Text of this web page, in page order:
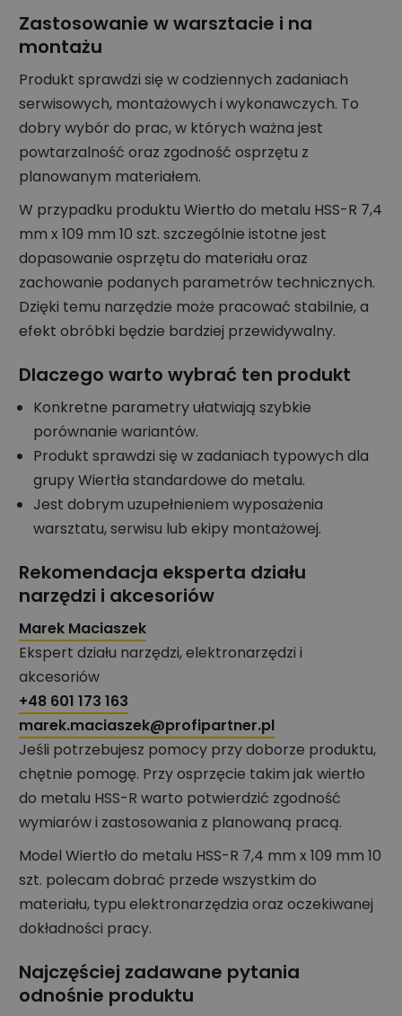
Zastosowanie w warsztacie i na
montażu
Produkt sprawdzi się w codziennych zadaniach
serwisowych, montażowych i wykonawczych. To
dobry wybór do prac, w których ważna jest
powtarzalność oraz zgodność osprzętu z
planowanym materiałem.
W przypadku produktu Wiertło do metalu HSS-R 7,4
mm x 109 mm 10 szt. szczególnie istotne jest
dopasowanie osprzętu do materiału oraz
zachowanie podanych parametrów technicznych.
Dzięki temu narzędzie może pracować stabilnie, a
efekt obróbki będzie bardziej przewidywalny.
Dlaczego warto wybrać ten produkt
Konkretne parametry ułatwiają szybkie
porównanie wariantów.
Produkt sprawdzi się w zadaniach typowych dla
grupy Wiertła standardowe do metalu.
Jest dobrym uzupełnieniem wyposażenia
warsztatu, serwisu lub ekipy montażowej.
Rekomendacja eksperta działu
narzędzi i akcesoriów
Marek Maciaszek
Ekspert działu narzędzi, elektronarzędzi i
akcesoriów
+48 601 173 163
marek.maciaszek@profipartner.pl
Jeśli potrzebujesz pomocy przy doborze produktu,
chętnie pomogę. Przy osprzęcie takim jak wiertło
do metalu HSS-R warto potwierdzić zgodność
wymiarów i zastosowania z planowaną pracą.
Model Wiertło do metalu HSS-R 7,4 mm x 109 mm 10
szt. polecam dobrać przede wszystkim do
materiału, typu elektronarzędzia oraz oczekiwanej
dokładności pracy.
Najczęściej zadawane pytania
odnośnie produktu